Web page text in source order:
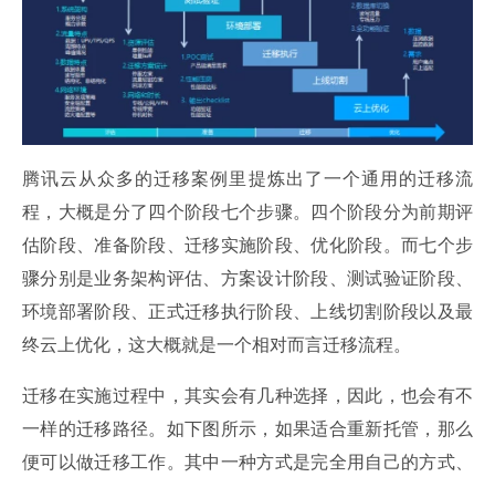
腾讯云从众多的迁移案例里提炼出了一个通用的迁移流
程，大概是分了四个阶段七个步骤。四个阶段分为前期评
估阶段、准备阶段、迁移实施阶段、优化阶段。而七个步
骤分别是业务架构评估、方案设计阶段、测试验证阶段、
环境部署阶段、正式迁移执行阶段、上线切割阶段以及最
终云上优化，这大概就是一个相对而言迁移流程。
迁移在实施过程中，其实会有几种选择，因此，也会有不
一样的迁移路径。如下图所示，如果适合重新托管，那么
便可以做迁移工作。其中一种方式是完全用自己的方式、